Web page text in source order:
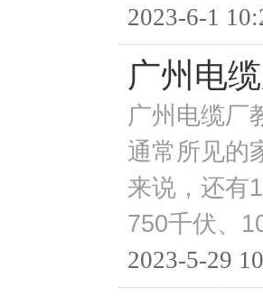
2023-6-1
广州电
广州电缆厂
通常所见的
来说，还有
750千伏、
2023-5-29